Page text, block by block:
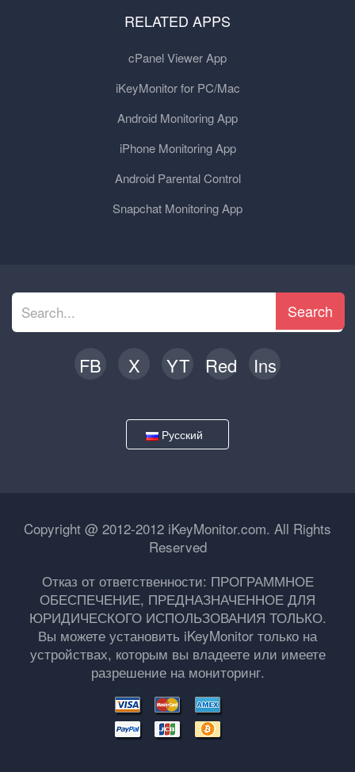
RELATED APPS
cPanel Viewer App
iKeyMonitor for PC/Mac
Android Monitoring App
iPhone Monitoring App
Android Parental Control
Snapchat Monitoring App
Search
FB X YT Red Ins
Русский
Copyright @ 2012-2012 iKeyMonitor.com. All Rights
Reserved
Отказ от ответственности: ПРОГРАММНОЕ
ОБЕСПЕЧЕНИЕ, ПРЕДНАЗНАЧЕННОЕ ДЛЯ
ЮРИДИЧЕСКОГО ИСПОЛЬЗОВАНИЯ ТОЛЬКО.
Вы можете установить iKeyMonitor только на
устройствах, которым вы владеете или имеете
разрешение на мониторинг.